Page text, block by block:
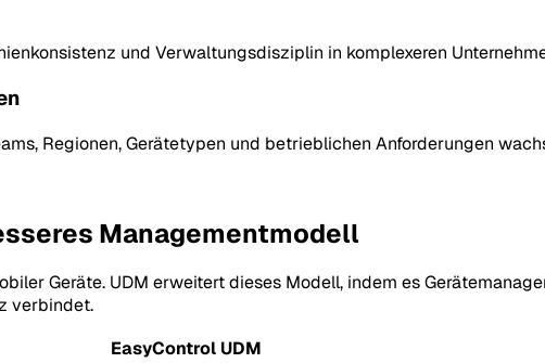
und Verwaltungsdisziplin in komplexeren
Regionen, Gerätetypen und betrieblichen Anforderungen
Managementmodell
Geräte. UDM erweitert dieses Modell, indem es
verbindet.
EasyControl UDM